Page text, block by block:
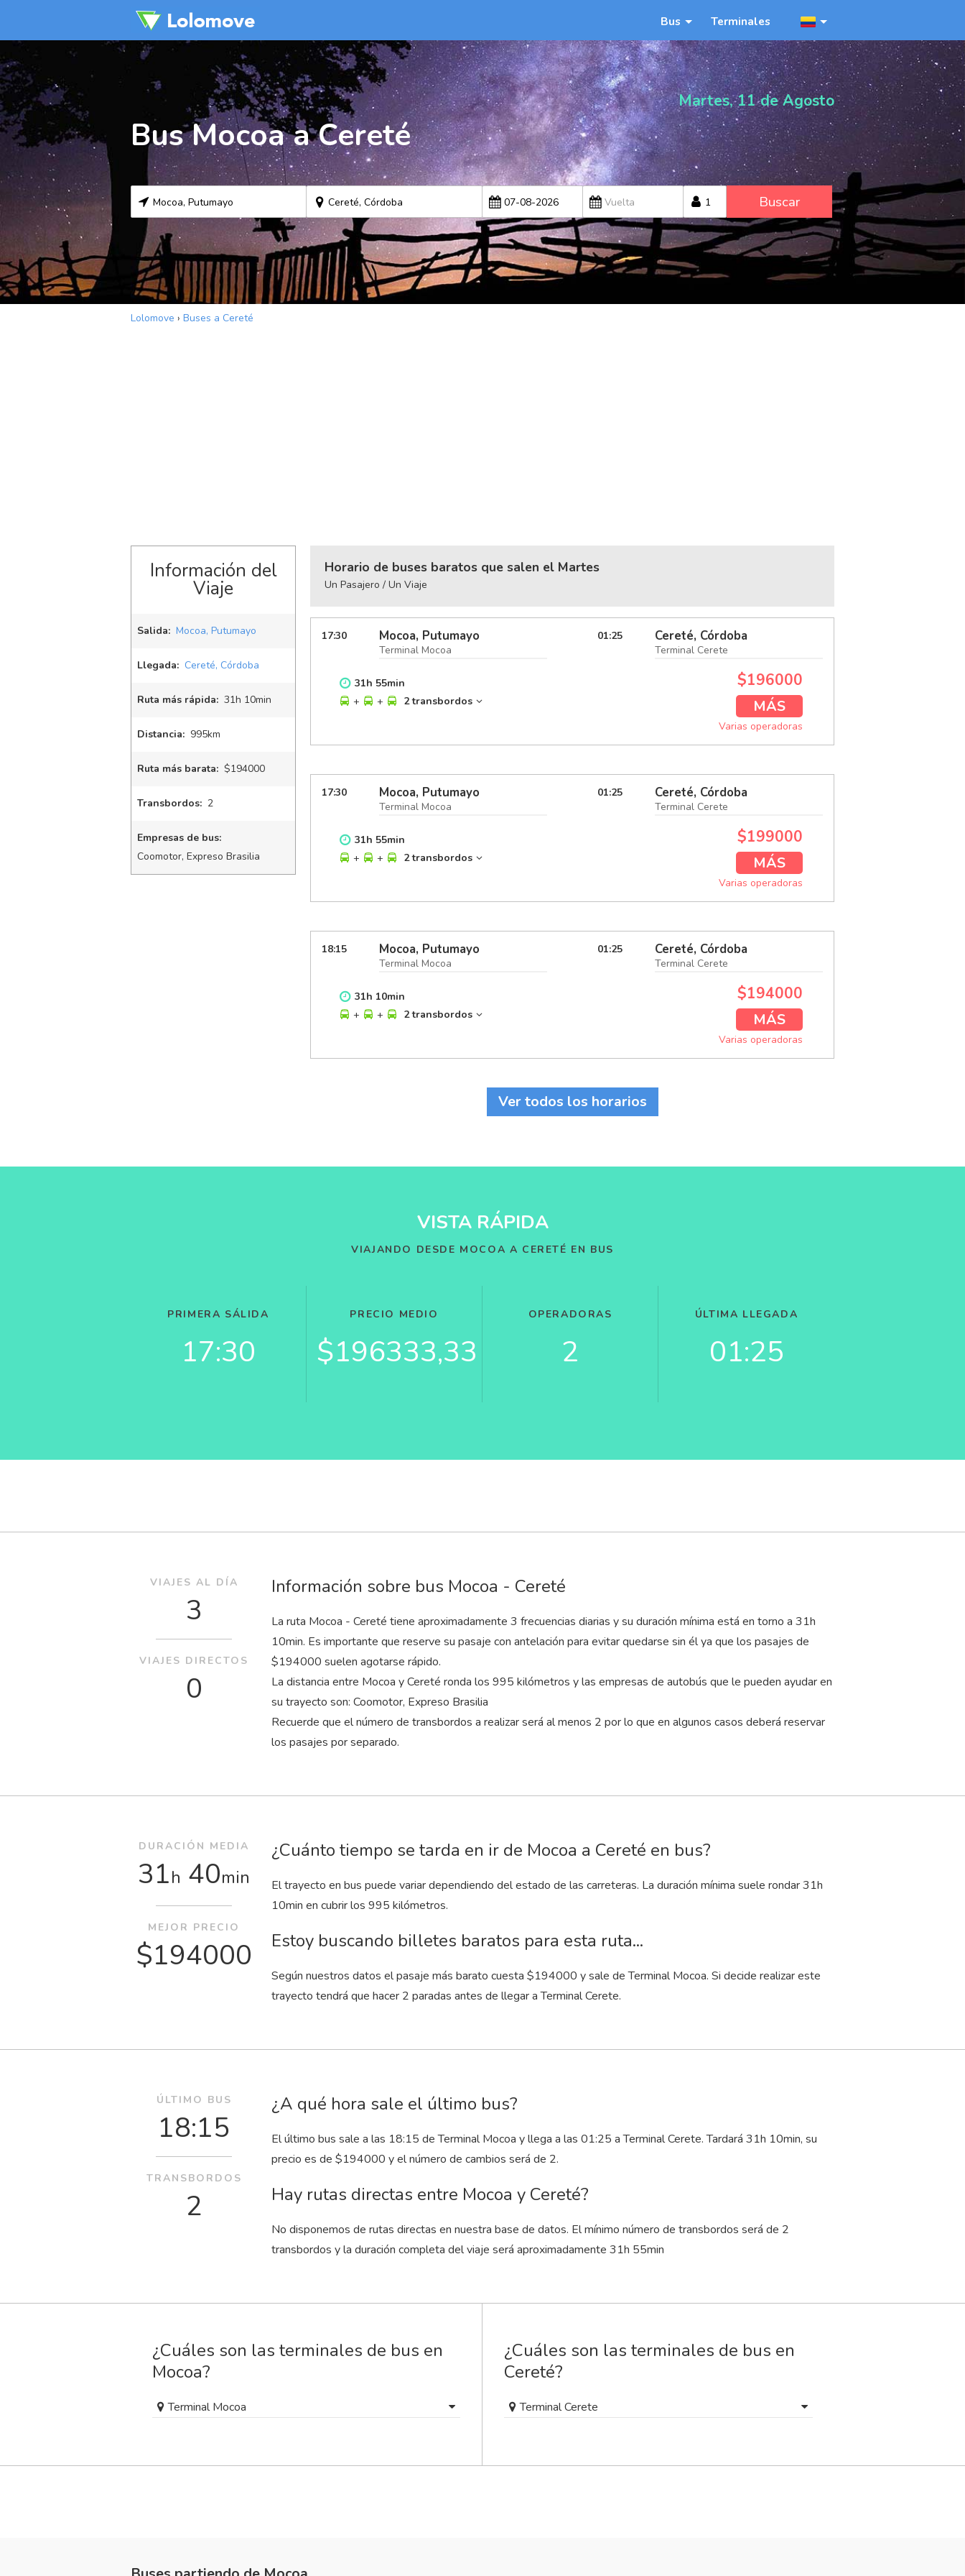
Bus Terminales
Martes, 11 de Agosto
Bus Mocoa a Cereté
Buscar
Lolomove › Buses a Cereté
Información del
Viaje
Salida: Mocoa, Putumayo
Llegada: Cereté, Córdoba
Ruta más rápida: 31h 10min
Distancia: 995km
Ruta más barata: $194000
Transbordos: 2
Empresas de bus:
Coomotor, Expreso Brasilia
Horario de buses baratos que salen el Martes
Un Pasajero / Un Viaje
17:30 Mocoa, Putumayo
Terminal Mocoa
01:25 Cereté, Córdoba
Terminal Cerete
31h 55min
+
+ 2 transbordos
$196000
MÁS
Varias operadoras
17:30 Mocoa, Putumayo
Terminal Mocoa
01:25 Cereté, Córdoba
Terminal Cerete
31h 55min
+
+ 2 transbordos
$199000
MÁS
Varias operadoras
18:15 Mocoa, Putumayo
Terminal Mocoa
01:25 Cereté, Córdoba
Terminal Cerete
31h 10min
+
+ 2 transbordos
$194000
MÁS
Varias operadoras
Ver todos los horarios
VISTA RÁPIDA
VIAJANDO DESDE MOCOA A CERETÉ EN BUS
PRIMERA SÁLIDA
17:30
PRECIO MEDIO
$196333,33
OPERADORAS
2
ÚLTIMA LLEGADA
01:25
Información sobre bus Mocoa - Cereté
La ruta Mocoa - Cereté tiene aproximadamente 3 frecuencias diarias y su duración mínima está en torno a 31h
10min. Es importante que reserve su pasaje con antelación para evitar quedarse sin él ya que los pasajes de
$194000 suelen agotarse rápido.
La distancia entre Mocoa y Cereté ronda los 995 kilómetros y las empresas de autobús que le pueden ayudar en
su trayecto son: Coomotor, Expreso Brasilia
Recuerde que el número de transbordos a realizar será al menos 2 por lo que en algunos casos deberá reservar
los pasajes por separado.
VIAJES AL DÍA
3
VIAJES DIRECTOS
0
¿Cuánto tiempo se tarda en ir de Mocoa a Cereté en bus?
El trayecto en bus puede variar dependiendo del estado de las carreteras. La duración mínima suele rondar 31h
10min en cubrir los 995 kilómetros.
Estoy buscando billetes baratos para esta ruta...
Según nuestros datos el pasaje más barato cuesta $194000 y sale de Terminal Mocoa. Si decide realizar este
trayecto tendrá que hacer 2 paradas antes de llegar a Terminal Cerete.
DURACIÓN MEDIA
31h 40min
MEJOR PRECIO
$194000
¿A qué hora sale el último bus?
El último bus sale a las 18:15 de Terminal Mocoa y llega a las 01:25 a Terminal Cerete. Tardará 31h 10min, su
precio es de $194000 y el número de cambios será de 2.
Hay rutas directas entre Mocoa y Cereté?
No disponemos de rutas directas en nuestra base de datos. El mínimo número de transbordos será de 2
transbordos y la duración completa del viaje será aproximadamente 31h 55min
ÚLTIMO BUS
18:15
TRANSBORDOS
2
¿Cuáles son las terminales de bus en
Mocoa?
Terminal Mocoa
¿Cuáles son las terminales de bus en
Cereté?
Terminal Cerete